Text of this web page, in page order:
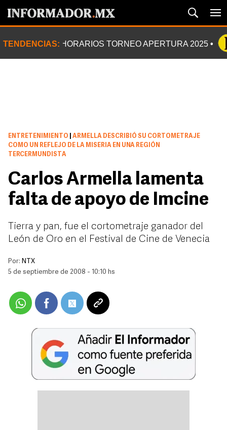
TENDENCIAS: HORARIOS TORNEO APERTURA 2025
ENTRETENIMIENTO
ARMELLA DESCRIBIÓ SU CORTOMETRAJE
COMO UN REFLEJO DE LA MISERIA EN UNA REGIÓN
TERCERMUNDISTA
Carlos Armella lamenta
falta de apoyo de Imcine
Tierra y pan, fue el cortometraje ganador del
León de Oro en el Festival de Cine de Venecia
Por: NTX
5 de septiembre de 2008 - 10:10 hs